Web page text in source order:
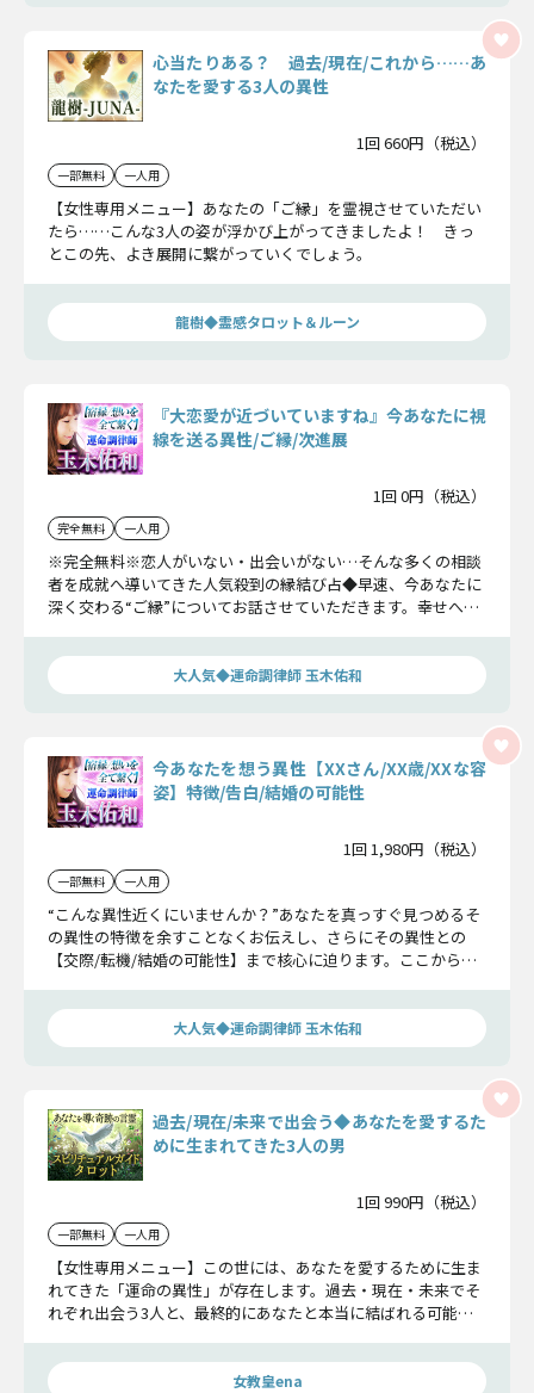
心当たりある？ 過去/現在/これから……あ
なたを愛する3人の異性
1回 660円（税込）
一部無料 一人用
【女性専用メニュー】あなたの「ご縁」を霊視させていただい
たら……こんな3人の姿が浮かび上がってきましたよ！ きっ
とこの先、よき展開に繋がっていくでしょう。
龍樹◆霊感タロット＆ルーン
『大恋愛が近づいていますね』今あなたに視
線を送る異性/ご縁/次進展
1回 0円（税込）
完全無料 一人用
※完全無料※恋人がいない・出会いがない…そんな多くの相談
者を成就へ導いてきた人気殺到の縁結び占◆早速、今あなたに
深く交わる“ご縁”についてお話させていただきます。幸せへの
大人気◆運命調律師 玉木佑和
今あなたを想う異性【XXさん/XX歳/XXな容
姿】特徴/告白/結婚の可能性
1回 1,980円（税込）
一部無料 一人用
“こんな異性近くにいませんか？”あなたを真っすぐ見つめるそ
の異性の特徴を余すことなくお伝えし、さらにその異性との
【交際/転機/結婚の可能性】まで核心に迫ります。ここから幸
大人気◆運命調律師 玉木佑和
過去/現在/未来で出会う◆あなたを愛するた
めに生まれてきた3人の男
1回 990円（税込）
一部無料 一人用
【女性専用メニュー】この世には、あなたを愛するために生ま
れてきた「運命の異性」が存在します。過去・現在・未来でそ
れぞれ出会う3人と、最終的にあなたと本当に結ばれる可能性
女教皇ena